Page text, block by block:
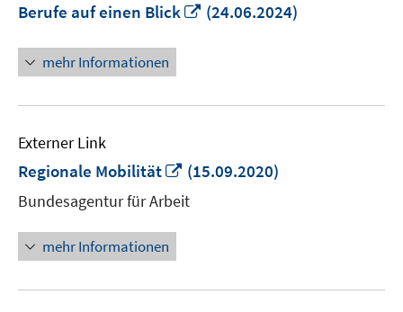
Berufe auf einen Blick
In
(24.06.2024)
mehr Informationen
Externer Link
Regionale Mobilität
In
neuem
Fenster
(15.09.2020)
Bundesagentur für Arbeit
mehr Informationen